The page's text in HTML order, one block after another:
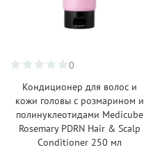
0
Кондиционер для волос и
кожи головы с розмарином и
полинуклеотидами Medicube
Rosemary PDRN Hair & Scalp
Conditioner 250 мл